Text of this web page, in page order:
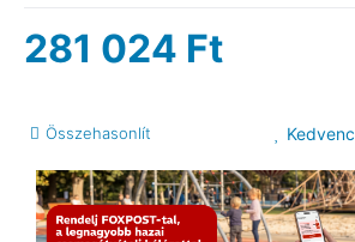
281 024 Ft
Összehasonlít